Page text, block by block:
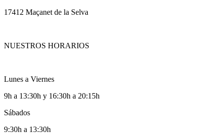
17412 Maçanet de la Selva
NUESTROS HORARIOS
Lunes a Viernes
9h a 13:30h y 16:30h a 20:15h
Sábados
9:30h a 13:30h